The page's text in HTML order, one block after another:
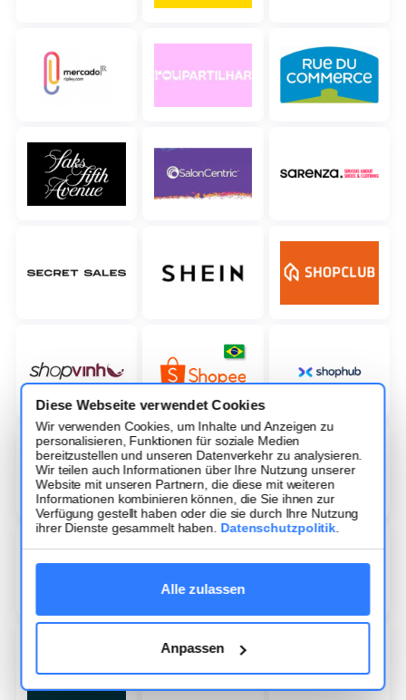
Diese Webseite verwendet Cookies
Wir verwenden Cookies, um Inhalte und Anzeigen zu
personalisieren, Funktionen für soziale Medien
bereitzustellen und unseren Datenverkehr zu analysieren.
Wir teilen auch Informationen über Ihre Nutzung unserer
Website mit unseren Partnern, die diese mit weiteren
Informationen kombinieren können, die Sie ihnen zur
Verfügung gestellt haben oder die sie durch Ihre Nutzung
ihrer Dienste gesammelt haben. Datenschutzpolitik
Alle zulassen
Anpassen